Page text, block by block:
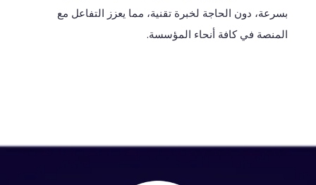
بسرعة، دون الحاجة لخبرة تقنية، مما يعزز التفاعل مع
المنصة في كافة أنحاء المؤسسة.